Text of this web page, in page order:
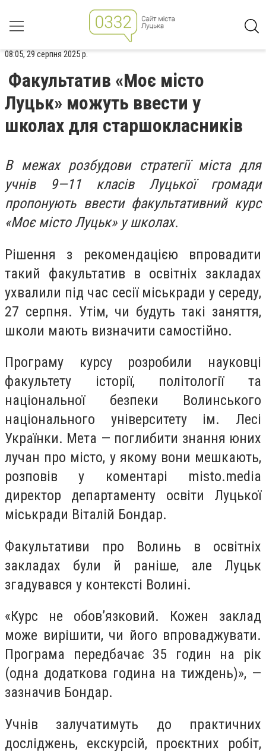
08:05, 29 серпня 2025 р.
Факультатив «Моє місто
Луцьк» можуть ввести у
школах для старшокласників
В межах розбудови стратегії міста для
учнів 9—11 класів Луцької громади
пропонують ввести факультативний курс
«Моє місто Луцьк» у школах.
Рішення з рекомендацією впровадити
такий факультатив в освітніх закладах
ухвалили під час сесії міськради у середу,
27 серпня. Утім, чи будуть такі заняття,
школи мають визначити самостійно.
Програму курсу розробили науковці
факультету історії, політології та
національної безпеки Волинського
національного університету ім. Лесі
Українки. Мета — поглибити знання юних
лучан про місто, у якому вони мешкають,
розповів у коментарі misto.media
директор департаменту освіти Луцької
міськради Віталій Бондар.
Факультативи про Волинь в освітніх
закладах були й раніше, але Луцьк
згадувався у контексті Волині.
«Курс не обов’язковий. Кожен заклад
може вирішити, чи його впроваджувати.
Програма передбачає 35 годин на рік
(одна додаткова година на тиждень)», —
зазначив Бондар.
Учнів залучатимуть до практичних
досліджень, екскурсій, проєктних робіт,